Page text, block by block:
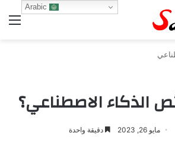
الذكاء الاصطناعي؟
مايو 26, 2023 دقيقة واحدة